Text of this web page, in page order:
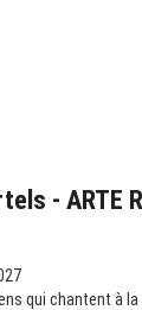
- ARTE
qui chantent à